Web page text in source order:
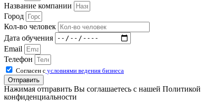
Название компании
Город
Кол-во человек
Дата обучения
Email
Телефон
Согласен с условиями ведения бизнеса
Отправить
Нажимая отправить Вы соглашаетесь с нашей Политикой
конфиденциальности